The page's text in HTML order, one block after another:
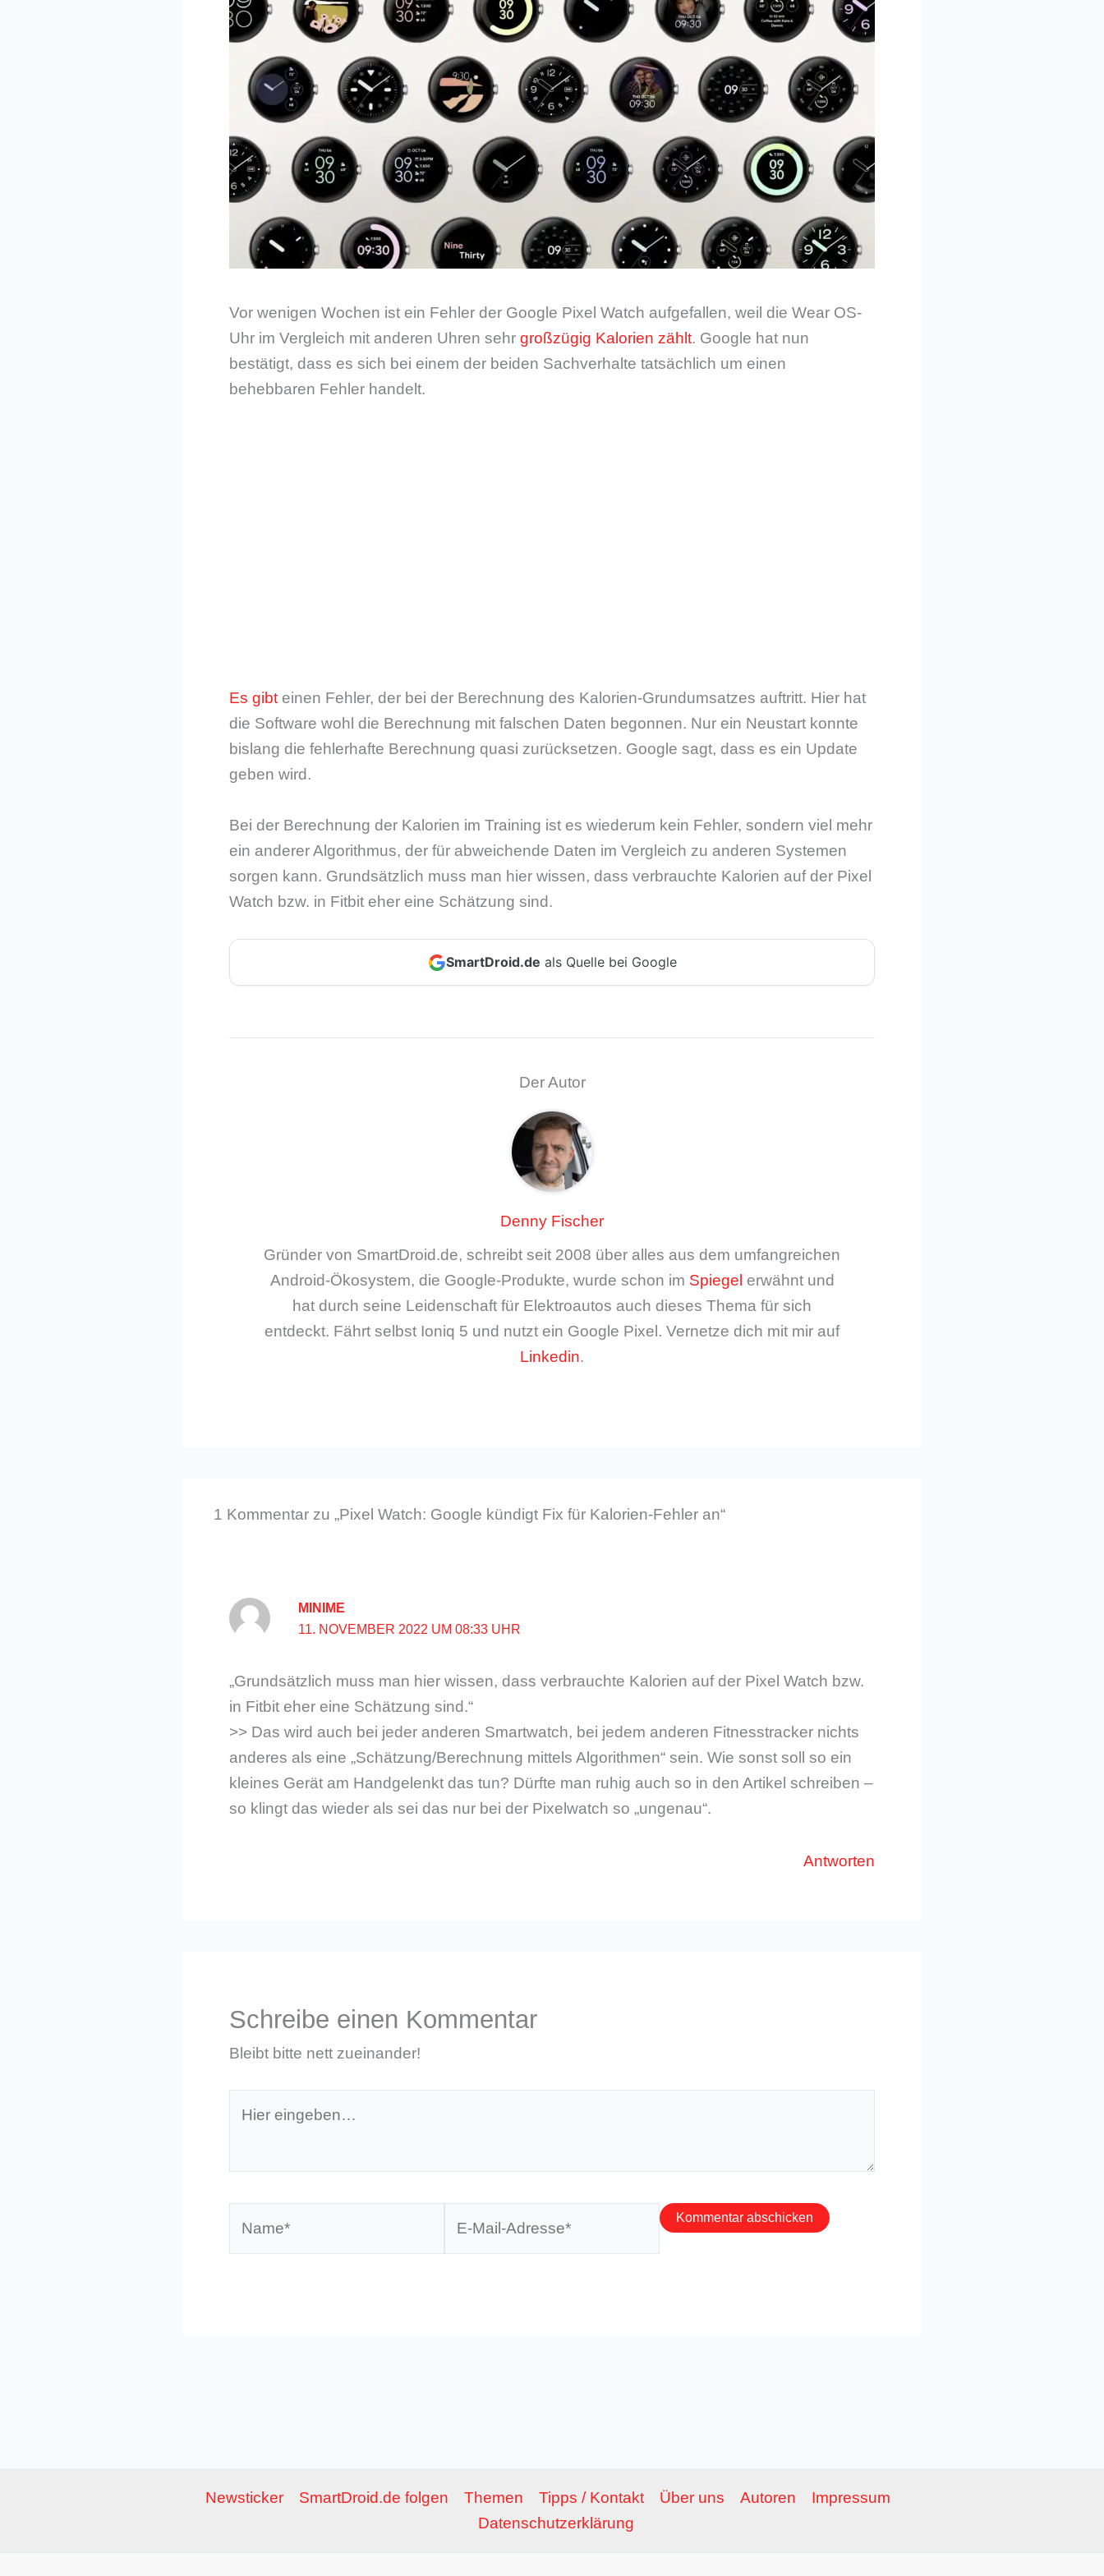
Vor wenigen Wochen ist ein Fehler der Google Pixel Watch aufgefallen, weil die Wear OS-
Uhr im Vergleich mit anderen Uhren sehr großzügig Kalorien zählt. Google hat nun
bestätigt, dass es sich bei einem der beiden Sachverhalte tatsächlich um einen
behebbaren Fehler handelt.
Es gibteinen Fehler, der bei der Berechnung des Kalorien-Grundumsatzes auftritt. Hier hat
die Software wohl die Berechnung mit falschen Daten begonnen. Nur ein Neustart konnte
bislang die fehlerhafte Berechnung quasi zurücksetzen. Google sagt, dass es ein Update
geben wird.
Bei der Berechnung der Kalorien im Training ist es wiederum kein Fehler, sondern viel mehr
ein anderer Algorithmus, der für abweichende Daten im Vergleich zu anderen Systemen
sorgen kann. Grundsätzlich muss man hier wissen, dass verbrauchte Kalorien auf der Pixel
Watch bzw. in Fitbit eher eine Schätzung sind.
SmartDroid.de als Quelle bei Google
Der Autor
Denny Fischer
Gründer von SmartDroid.de, schreibt seit 2008 über alles aus dem umfangreichen
Android-Ökosystem, die Google-Produkte, wurde schon im Spiegel erwähnt und
hat durch seine Leidenschaft für Elektroautos auch dieses Thema für sich
entdeckt. Fährt selbst Ioniq 5 und nutzt ein Google Pixel. Vernetze dich mit mir auf
Linkedin.
1 Kommentar zu „Pixel Watch: Google kündigt Fix für Kalorien-Fehler an“
MINIME
11. NOVEMBER 2022 UM 08:33 UHR
„Grundsätzlich muss man hier wissen, dass verbrauchte Kalorien auf der Pixel Watch bzw.
in Fitbit eher eine Schätzung sind.“
>> Das wird auch bei jeder anderen Smartwatch, bei jedem anderen Fitnesstracker nichts
anderes als eine „Schätzung/Berechnung mittels Algorithmen“ sein. Wie sonst soll so ein
kleines Gerät am Handgelenkt das tun? Dürfte man ruhig auch so in den Artikel schreiben –
so klingt das wieder als sei das nur bei der Pixelwatch so „ungenau“.
Antworten
Schreibe einen Kommentar
Bleibt bitte nett zueinander!
eingeben…
Newsticker SmartDroid.de folgen Themen Tipps / Kontakt Über uns Autoren
Impressum
Datenschutzerklärung